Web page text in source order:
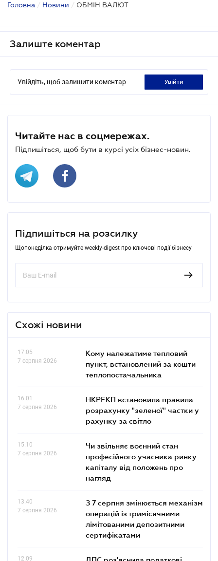
Головна / Новини / ОБМІН ВАЛЮТ
Залиште коментар
Увійдіть, щоб залишити коментар увійти
Читайте нас в соцмережах.
Підпишіться, щоб бути в курсі усіх бізнес-новин.
Підпишіться на розсилку
Щопонеділка отримуйте weekly-digest про ключові події бізнесу
Схожі новини
17.05
7 серпня 2026
Кому належатиме тепловий
пункт, встановлений за кошти
теплопостачальника
16.01
7 серпня 2026
НКРЕКП встановила правила
розрахунку "зеленої" частки у
рахунку за світло
15.10
7 серпня 2026
Чи звільняє воєнний стан
професійного учасника ринку
капіталу від положень про
нагляд
13.40
7 серпня 2026
З 7 серпня змінюється механізм
операцій із тримісячними
лімітованими депозитними
сертифікатами
12.09